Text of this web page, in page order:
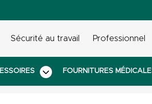
Sécurité au travail Professionnel
FOURNITURES